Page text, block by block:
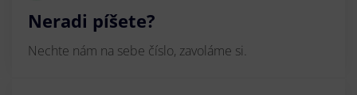
Neradi píšete?
Nechte nám na sebe číslo, zavoláme si.